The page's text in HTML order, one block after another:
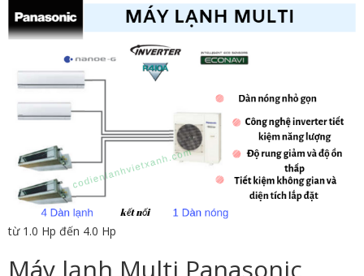
từ 1.0 Hp đến 4.0 Hp
Máy lạnh Multi Panasonic